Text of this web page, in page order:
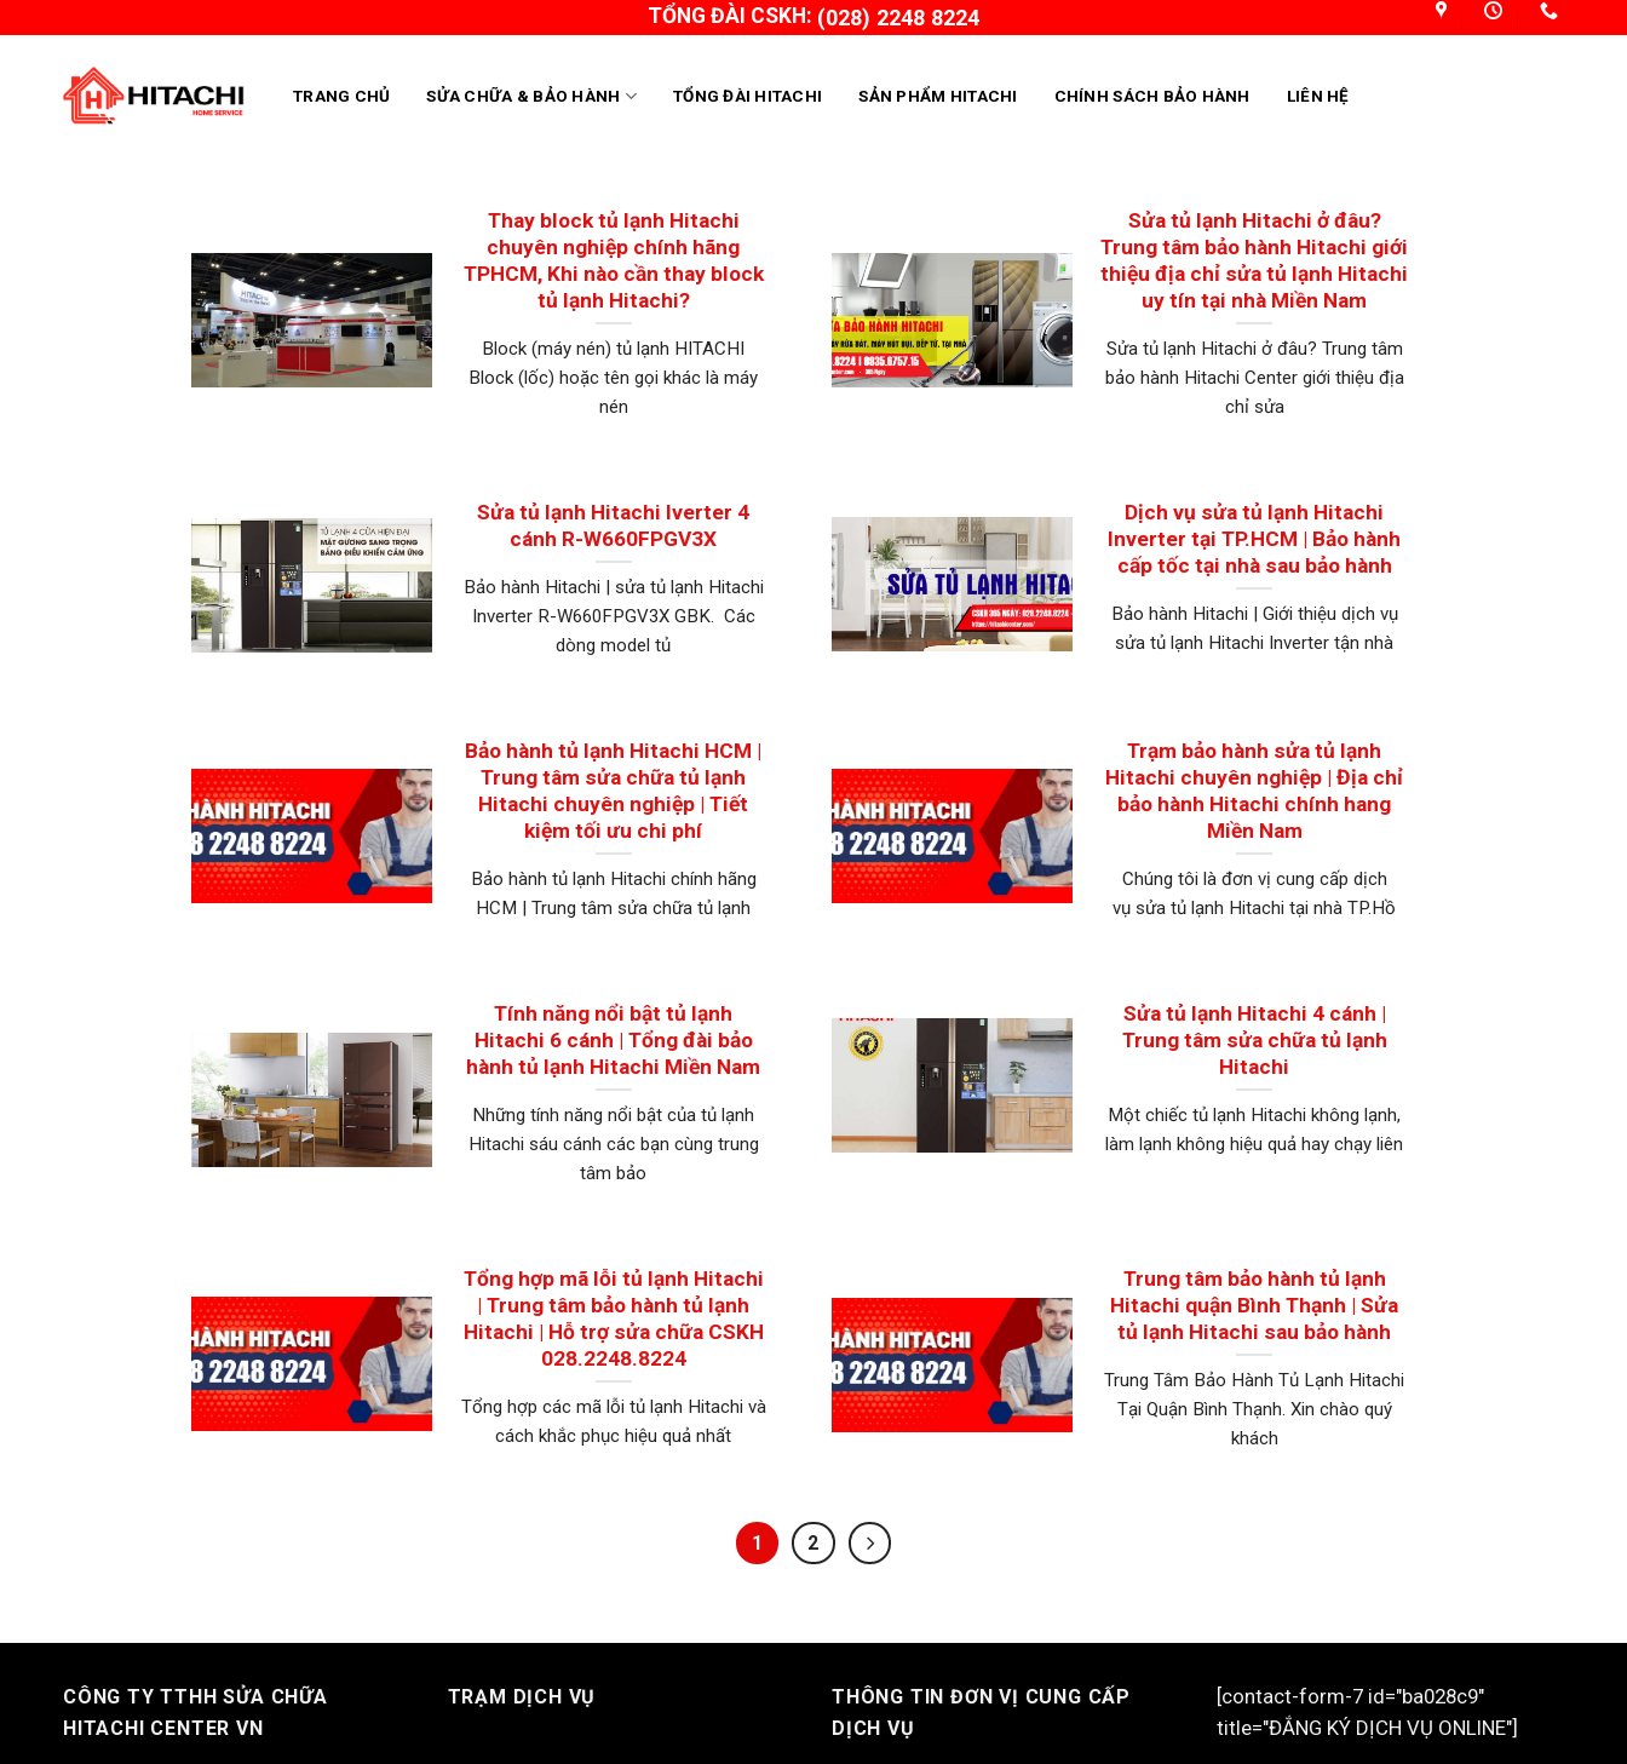
TỔNG ĐÀI CSKH: (028) 2248 8224
TRANG CHỦ SỬA CHỮA & BẢO HÀNH TỔNG ĐÀI HITACHI SẢN PHẨM HITACHI CHÍNH SÁCH BẢO HÀNH LIÊN HỆ
Thay block tủ lạnh Hitachi
chuyên nghiệp chính hãng
TPHCM, Khi nào cần thay block
tủ lạnh Hitachi?
Block (máy nén) tủ lạnh HITACHI
Block (lốc) hoặc tên gọi khác là máy
nén
Sửa tủ lạnh Hitachi ở đâu?
Trung tâm bảo hành Hitachi giới
thiệu địa chỉ sửa tủ lạnh Hitachi
uy tín tại nhà Miền Nam
Sửa tủ lạnh Hitachi ở đâu? Trung tâm
bảo hành Hitachi Center giới thiệu địa
chỉ sửa
Sửa tủ lạnh Hitachi Iverter 4
cánh R-W660FPGV3X
Bảo hành Hitachi | sửa tủ lạnh Hitachi
Inverter R-W660FPGV3X GBK. Các
dòng model tủ
Dịch vụ sửa tủ lạnh Hitachi
Inverter tại TP.HCM | Bảo hành
cấp tốc tại nhà sau bảo hành
Bảo hành Hitachi | Giới thiệu dịch vụ
sửa tủ lạnh Hitachi Inverter tận nhà
Bảo hành tủ lạnh Hitachi HCM |
Trung tâm sửa chữa tủ lạnh
Hitachi chuyên nghiệp | Tiết
kiệm tối ưu chi phí
Bảo hành tủ lạnh Hitachi chính hãng
HCM | Trung tâm sửa chữa tủ lạnh
Trạm bảo hành sửa tủ lạnh
Hitachi chuyên nghiệp | Địa chỉ
bảo hành Hitachi chính hang
Miền Nam
Chúng tôi là đơn vị cung cấp dịch
vụ sửa tủ lạnh Hitachi tại nhà TP.Hồ
Tính năng nổi bật tủ lạnh
Hitachi 6 cánh | Tổng đài bảo
hành tủ lạnh Hitachi Miền Nam
Những tính năng nổi bật của tủ lạnh
Hitachi sáu cánh các bạn cùng trung
tâm bảo
Sửa tủ lạnh Hitachi 4 cánh |
Trung tâm sửa chữa tủ lạnh
Hitachi
Một chiếc tủ lạnh Hitachi không lạnh,
làm lạnh không hiệu quả hay chạy liên
Tổng hợp mã lỗi tủ lạnh Hitachi
| Trung tâm bảo hành tủ lạnh
Hitachi | Hỗ trợ sửa chữa CSKH
028.2248.8224
Tổng hợp các mã lỗi tủ lạnh Hitachi và
cách khắc phục hiệu quả nhất
Trung tâm bảo hành tủ lạnh
Hitachi quận Bình Thạnh | Sửa
tủ lạnh Hitachi sau bảo hành
Trung Tâm Bảo Hành Tủ Lạnh Hitachi
Tại Quận Bình Thạnh. Xin chào quý
khách
1 2
CÔNG TY TTHH SỬA CHỮA
HITACHI CENTER VN
TRẠM DỊCH VỤ
THÔNG TIN ĐƠN VỊ CUNG CẤP
DỊCH VỤ
[contact-form-7 id="ba028c9"
title="ĐẮNG KÝ DỊCH VỤ ONLINE"]